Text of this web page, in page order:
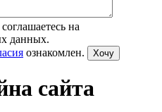
на
данных.
ознакомлен. Хочу
сайта